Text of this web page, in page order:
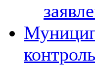
контроль